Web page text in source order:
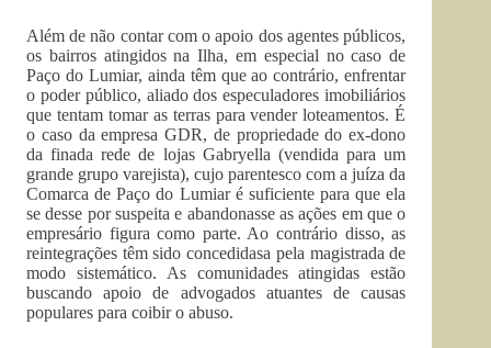
Além de não contar com o apoio dos agentes públicos,
os bairros atingidos na Ilha, em especial no caso de
Paço do Lumiar, ainda têm que ao contrário, enfrentar
o poder público, aliado dos especuladores imobiliários
que tentam tomar as terras para vender loteamentos. É
o caso da empresa GDR, de propriedade do ex-dono
da finada rede de lojas Gabryella (vendida para um
grande grupo varejista), cujo parentesco com a juíza da
Comarca de Paço do Lumiar é suficiente para que ela
se desse por suspeita e abandonasse as ações em que o
empresário figura como parte. Ao contrário disso, as
reintegrações têm sido concedidasa pela magistrada de
modo sistemático. As comunidades atingidas estão
buscando apoio de advogados atuantes de causas
populares para coibir o abuso.